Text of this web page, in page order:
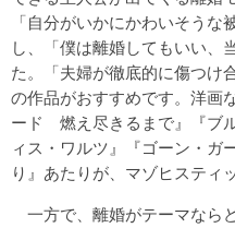
「自分がいかにかわいそうな
し、「僕は離婚してもいい、
た。「夫婦が徹底的に傷つけ
の作品がおすすめです。洋画
ード 燃え尽きるまで』『ブ
ィス・ワルツ』『ゴーン・ガ
り』あたりが、マゾヒスティ
一方で、離婚がテーマなら